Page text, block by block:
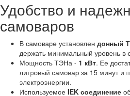
Удобство и
самоваров
В самоваре установлен донный
держать минимальный уровень в
Мощность ТЭНа - 1 кВт. Ее
литровый самовар за 15 минут и
электроэнергии.
Используемое IEK соединение